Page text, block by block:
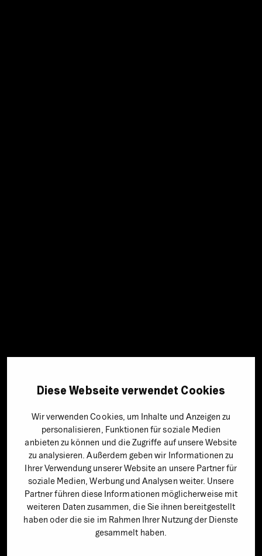
Diese Webseite verwendet Cookies
Wir verwenden Cookies, um Inhalte und Anzeigen zu
personalisieren, Funktionen für soziale Medien
anbieten zu können und die Zugriffe auf unsere Website
zu analysieren. Außerdem geben wir Informationen zu
Ihrer Verwendung unserer Website an unsere Partner für
soziale Medien, Werbung und Analysen weiter. Unsere
Partner führen diese Informationen möglicherweise mit
weiteren Daten zusammen, die Sie ihnen bereitgestellt
haben oder die sie im Rahmen Ihrer Nutzung der Dienste
gesammelt haben.